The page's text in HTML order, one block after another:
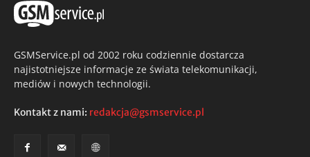
GSMService.pl od 2002 roku codziennie dostarcza
najistotniejsze informacje ze świata telekomunikacji,
mediów i nowych technologii.
Kontakt z nami: redakcja@gsmservice.pl